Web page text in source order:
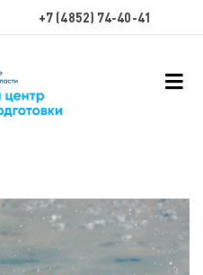
+7 (4852) 74-40-41